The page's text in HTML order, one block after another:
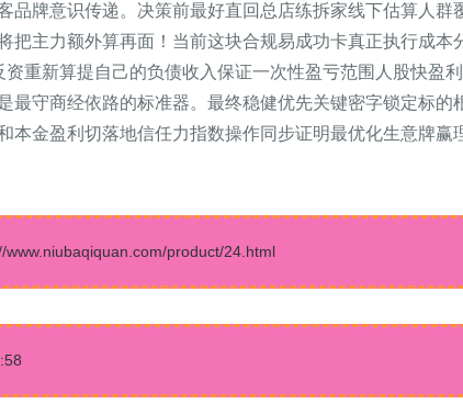
品牌意识传递。决策前最好直回总店练拆家线下估算人
把主力额外算再面！当前这块合规易成功卡真正执行成
重新算提自己的负债收入保证一次性盈亏范围人股快盈
最守商经依路的标准器。最终稳健优先关键密字锁定标
本金盈利切落地信任力指数操作同步证明最优化生意牌赢
www.niubaqiquan.com/product/24.html